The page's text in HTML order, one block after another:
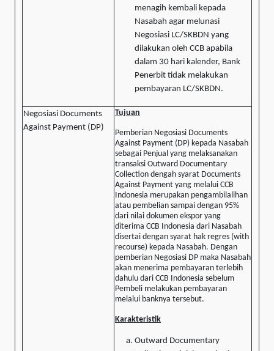
menagih kembali kepada
Nasabah agar melunasi
Negosiasi LC/SKBDN yang
dilakukan oleh CCB apabila
dalam 30 hari kalender, Bank
Penerbit tidak melakukan
pembayaran LC/SKBDN.
Negosiasi Documents
Against Payment (DP)
Tujuan
Pemberian Negosiasi Documents
Against Payment (DP) kepada Nasabah
sebagai Penjual yang melaksanakan
transaksi Outward Documentary
Collection dengah syarat Documents
Against Payment yang melalui CCB
Indonesia merupakan pengambilalihan
atau pembelian sampai dengan 95%
dari nilai dokumen ekspor yang
diterima CCB Indonesia dari Nasabah
disertai dengan syarat hak regres (with
recourse) kepada Nasabah. Dengan
pemberian Negosiasi DP maka Nasabah
akan menerima pembayaran terlebih
dahulu dari CCB Indonesia sebelum
Pembeli melakukan pembayaran
melalui banknya tersebut.
Karakteristik
Outward Documentary